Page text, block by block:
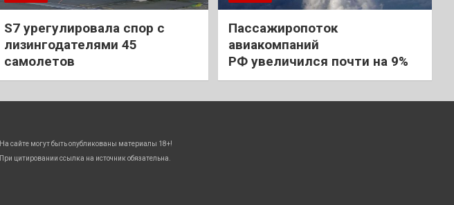
S7 урегулировала спор с
лизингодателями 45
самолетов
Пассажиропоток
авиакомпаний
РФ увеличился почти на 9%
На сайте могут быть опубликованы материалы 18+!
При цитировании ссылка на источник обязательна.